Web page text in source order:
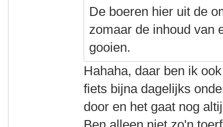
De boeren hier uit de
zomaar de inhoud van
gooien.
Hahaha, daar ben ik
fiets bijna dagelijks
door en het gaat nog